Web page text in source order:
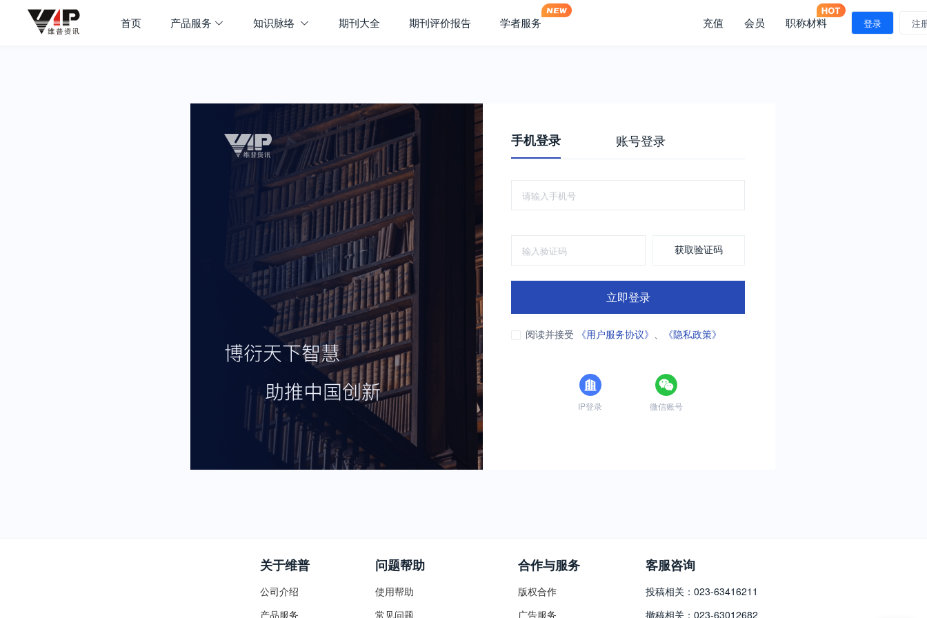
首页 产品服务 知识脉络 期刊大全 期刊评价报告 学者服务 充值 会员 职称材料 登录 注
手机登录 账号登录
获取验证码
立即登录
阅读并接受 《用户服务协议》 、 《隐私政策》
IP登录 微信账号
关于维普
公司介绍
产品服务
问题帮助
使用帮助
常见问题
合作与服务
版权合作
广告服务
客服咨询
投稿相关：023-63416211
撤稿相关：023-63012682